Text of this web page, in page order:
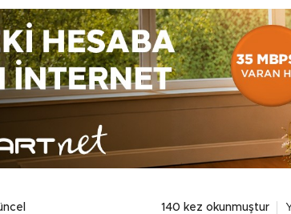
140 kez okunmuştur